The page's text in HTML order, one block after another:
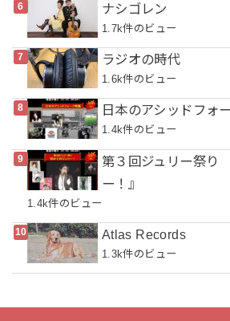
ナシゴレン
1.7k件のビュー
ラジオの時代
1.6k件のビュー
日本のアシッドフォ
1.4k件のビュー
第３回ジュリー祭り
ー！』
1.4k件のビュー
Atlas Records
1.3k件のビュー